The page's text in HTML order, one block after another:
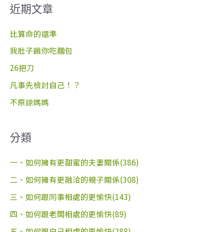
鍵
字
:
近期文章
比算命的還準
我肚子餓你吃麵包
26把刀
凡事先檢討自己！？
不原諒媽媽
分類
一、如何擁有更甜蜜的夫妻關係(386)
二、如何擁有更融洽的親子關係(308)
三、如何跟同事相處的更愉快(143)
四、如何跟老闆相處的更愉快(89)